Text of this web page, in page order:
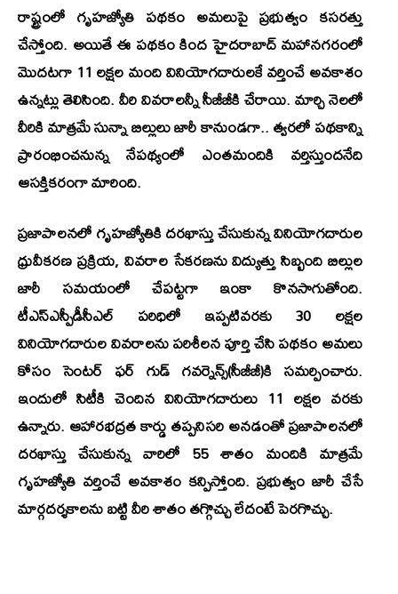
రాష్ట్రంలో గృహజ్యోతి పథకం అమలుపై ప్రభుత్వం కసరత్తు
చేస్తోంది. అయితే ఈ పథకం కింద హైదరాబాద్ మహానగరంలో
మొదటగా 11 లక్షల మంది వినియోగదారులకే వర్తించే అవకాశం
ఉన్నట్లు తెలిసింది. వీరి వివరాలన్నీ సీజీజీకి చేరాయి. మార్చి నెలలో
వీరికి మాత్రమే సున్నా బిల్లులు జారీ కానుండగా.. త్వరలో పథకాన్ని
ప్రారంభించనున్న నేపథ్యంలో ఎంతమందికి వర్తిస్తుందనేది
ఆసక్తికరంగా మారింది.
ప్రజాపాలనలో గృహజ్యోతికి దరఖాస్తు చేసుకున్న వినియోగదారుల
ధ్రువీకరణ ప్రక్రియ, వివరాల సేకరణను విద్యుత్తు సిబ్బంది బిల్లుల
జారీ సమయంలో చేపట్టగా ఇంకా కొనసాగుతోంది.
టీఎస్‌ఎస్పీడీసీఎల్‌ పరిధిలో ఇప్పటివరకు 30 లక్షల
వినియోగదారుల వివరాలను పరిశీలన పూర్తి చేసి పథకం అమలు
కోసం సెంటర్‌ ఫర్‌ గుడ్‌ గవర్నెన్స్‌(సీజీజీ)కి సమర్పించారు.
ఇందులో సిటీకి చెందిన వినియోగదారులు 11 లక్షల వరకు
ఉన్నారు. ఆహారభద్రత కార్డు తప్పనిసరి అనడంతో ప్రజాపాలనలో
దరఖాస్తు చేసుకున్న వారిలో 55 శాతం మందికి మాత్రమే
గృహజ్యోతి వర్తించే అవకాశం కన్పిస్తోంది. ప్రభుత్వం జారీ చేసే
మార్గదర్శకాలను బట్టి వీరి శాతం తగ్గొచ్చు లేదంటే పెరగొచ్చు.